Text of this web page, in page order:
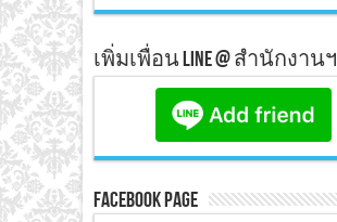
เพิ่มเพื่อน line @ สำนักงานฯ
Facebook Page